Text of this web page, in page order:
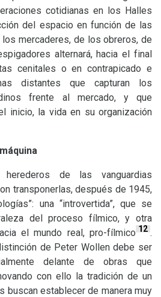
cotidianas en los Halles
del espacio en función de las
mercaderes, de los obreros, de
alternará, hacia el final
cenitales o en contrapicado e
distantes que capturan los
frente al mercado, y que
inicio, la vida en su organización
de las vanguardias
transponerlas, después de 1945,
una “introvertida”, que se
del proceso fílmico, y otra
el mundo real, pro-fílmico 12 .
de Peter Wollen debe ser
delante de obras que
con ello la tradición de un
buscan establecer de manera muy